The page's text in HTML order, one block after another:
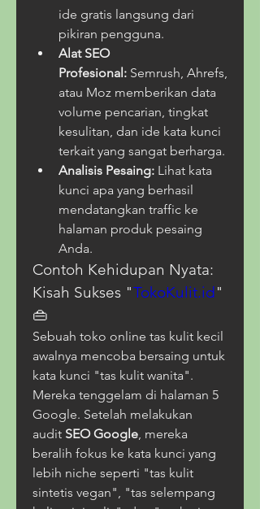
ide gratis langsung dari
pikiran pengguna.
Alat SEO
Profesional: Semrush, Ahrefs,
atau Moz memberikan data
volume pencarian, tingkat
kesulitan, dan ide kata kunci
terkait yang sangat berharga.
Analisis Pesaing: Lihat kata
kunci apa yang berhasil
mendatangkan traffic ke
halaman produk pesaing
Anda.
Contoh Kehidupan Nyata:
Kisah Sukses "TokoKulit.id"
👜
Sebuah toko online tas kulit kecil
awalnya mencoba bersaing untuk
kata kunci "tas kulit wanita".
Mereka tenggelam di halaman 5
Google. Setelah melakukan
audit SEO Google, mereka
beralih fokus ke kata kunci yang
lebih niche seperti "tas kulit
sintetis vegan", "tas selempang